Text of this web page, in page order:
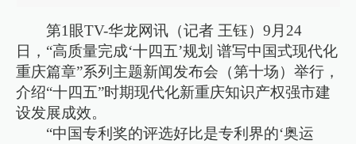
第1眼TV-华龙网讯（记者 王钰）9月24
日，“高质量完成‘十四五’规划 谱写中国式现代化
重庆篇章”系列主题新闻发布会（第十场）举行，
介绍“十四五”时期现代化新重庆知识产权强市建
设发展成效。
“中国专利奖的评选好比是专利界的‘奥运